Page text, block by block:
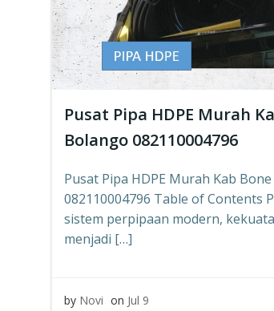
Pusat Pipa HDPE Murah
Bolango 082110004796
Pusat Pipa HDPE Murah Kab
082110004796 Table of Contents
sistem perpipaan modern,
menjadi […]
by Novi on Jul 9